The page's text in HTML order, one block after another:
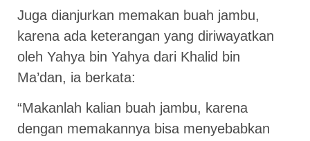
Juga dianjurkan memakan buah jambu,
karena ada keterangan yang diriwayatkan
oleh Yahya bin Yahya dari Khalid bin
Ma’dan, ia berkata:
“Makanlah kalian buah jambu, karena
dengan memakannya bisa menyebabkan